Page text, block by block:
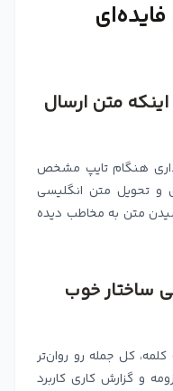
متن ارسال
هنگام تایپ مشخص
و تحویل متن انگلیسی
متن به مخاطب دیده
ساختار خوب
کل جمله رو روان‌تر
و گزارش کاری کاربرد